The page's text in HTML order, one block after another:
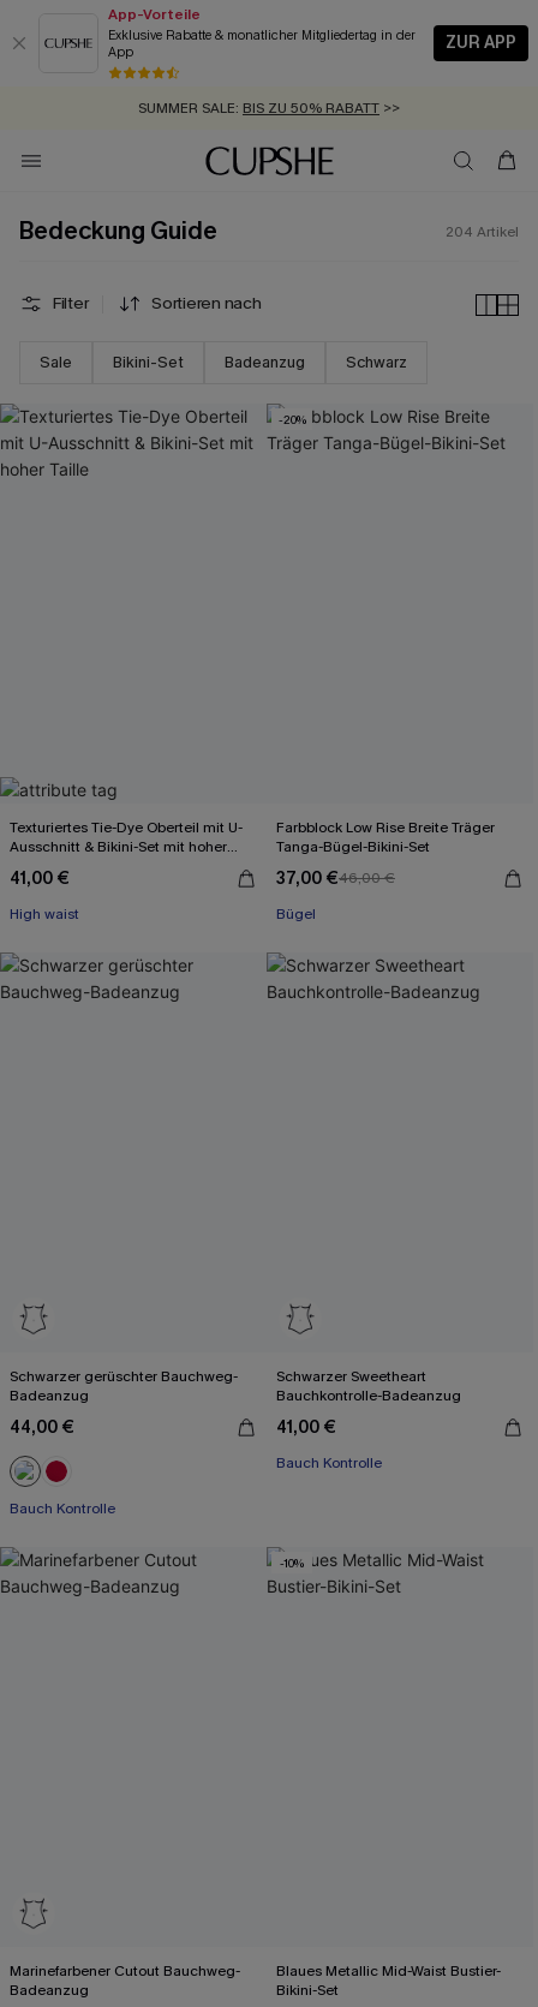
App-Vorteile
Exklusive Rabatte & monatlicher Mitgliedertag in der
App
ZUR APP
GRATIS MASSBAND MIT JEDEM SCHNELLVERSAND-ARTIKEL >>
SUMMER SALE:
ZUM NEWSLETTER:BIS ZU -20% EXTRA ERHALTEN
KOSTENLOSER VERSAND AB 89 €
Bedeckung Guide 204 Artikel
Filter Sortieren nach
Sale Bikini-Set Badeanzug Schwarz
Texturiertes Tie-Dye Oberteil mit U-
Ausschnitt & Bikini-Set mit hoher
41,00 €
High waist
-20%
Farbblock Low Rise Breite Träger
Tanga-Bügel-Bikini-Set
37,00 €46,00 €
Bügel
Schwarzer gerüschter Bauchweg-
Badeanzug
44,00 €
Bauch Kontrolle
Schwarzer Sweetheart
Bauchkontrolle-Badeanzug
41,00 €
Bauch Kontrolle
Marinefarbener Cutout Bauchweg-
Badeanzug
-10%
Blaues Metallic Mid-Waist Bustier-
Bikini-Set